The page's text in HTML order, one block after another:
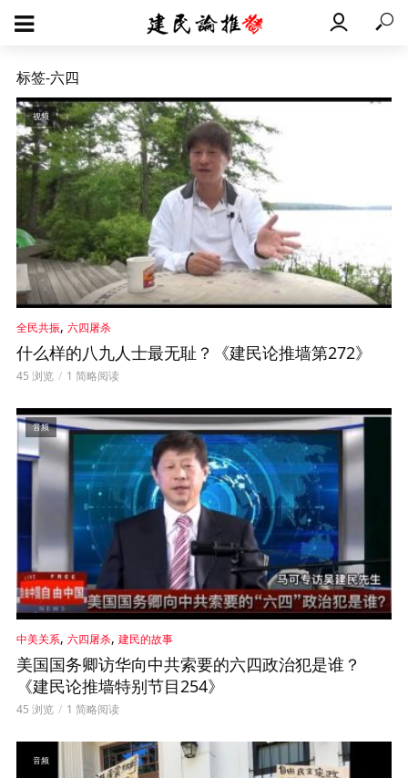
标签-六四
视频
全民共振, 六四屠杀
什么样的八九人士最无耻？《建民论推墙第272》
45 浏览 1 简略阅读
音频
中美关系, 六四屠杀, 建民的故事
美国国务卿访华向中共索要的六四政治犯是谁？
《建民论推墙特别节目254》
45 浏览 1 简略阅读
音频